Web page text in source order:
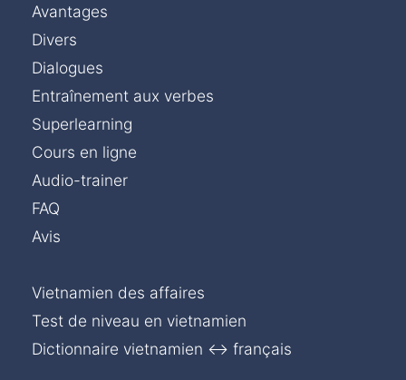
Avantages
Divers
Dialogues
Entraînement aux verbes
Superlearning
Cours en ligne
Audio-trainer
FAQ
Avis
Vietnamien des affaires
Test de niveau en vietnamien
Dictionnaire vietnamien ↔ français